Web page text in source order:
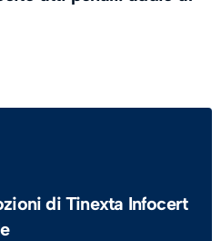
di Tinexta Infocert